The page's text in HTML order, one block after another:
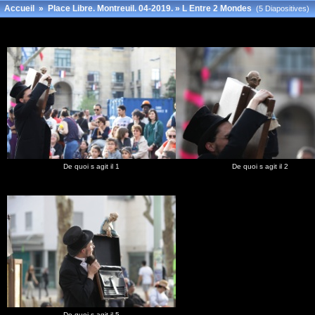
Accueil»Place Libre. Montreuil. 04-2019.»L Entre 2 Mondes (5 Diapositives)
De quoi s agit il 1 De quoi s agit il 2